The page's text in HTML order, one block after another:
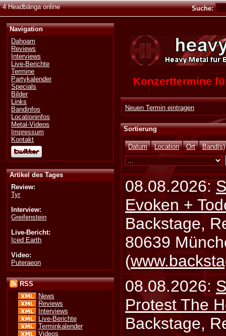
4 Headbänga online Suche:
Navigation
Dahoam
Reviews
Interviews
Live-Berichte
Termine
Partykalender
Specials
Bilder
Links
Bandinfos
Locationinfos
Metal-Videos
Impressum
Kontakt
Artikel des Tages
Review:
Tyr
Interview:
Greifenstein
Live-Bericht:
Iced Earth
Video:
Puteraeon
RSS
News
Reviews
Interviews
Live-Berichte
Terminkalender
Videos
Konzerttermine
Neuen Termin eintragen
Sortierung
Datum Location Ort Band(s)
08.08.2026:
Evoken +
Backstage,
80639
(
08.08.2026:
Protest The
Backstage,